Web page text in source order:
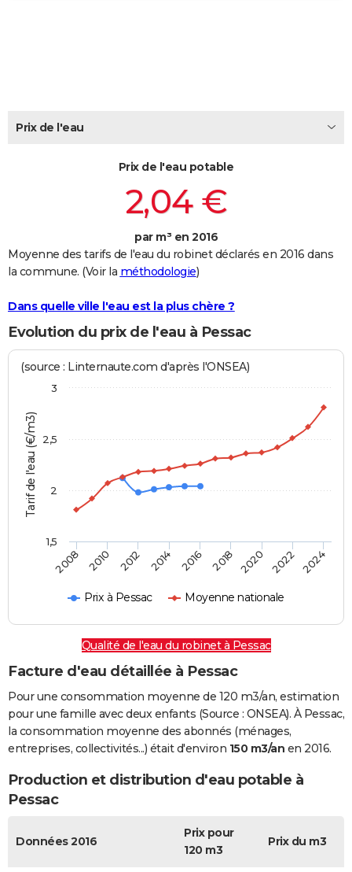
FORUM
Bricolage
Lifestyle
Culture
Sport
Auto
Television
Voyage
Cinema
Prix de l'eau
Prix de l'eau potable
2,04 €
par m³ en 2016
Moyenne des tarifs de l'eau du robinet déclarés en 2016 dans
la commune. (Voir la méthodologie)
Dans quelle ville l'eau est la plus chère ?
Evolution du prix de l'eau à Pessac
Tarif de l'eau (€/m3)
(source : Linternaute.com d'après l'ONSEA)
Prix à Pessac Moyenne nationale
2008 2010 2012 2014 2016 2018 2020 2022 2024
2
2,5
3
1,5
Qualité de l'eau du robinet à Pessac
Facture d'eau détaillée à Pessac
Pour une consommation moyenne de 120 m3/an, estimation
pour une famille avec deux enfants (Source : ONSEA). À Pessac,
la consommation moyenne des abonnés (ménages,
entreprises, collectivités...) était d'environ 150 m3/an en 2016.
Production et distribution d'eau potable à
Pessac
Données 2016
Prix pour
120 m3
Prix du m3